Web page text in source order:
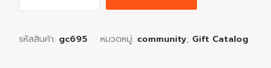
รหัสสินค้า: gc695 หมวดหมู่: community, Gift Catalog